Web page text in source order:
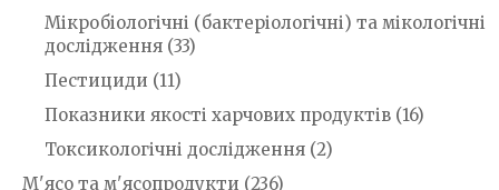
Мікробіологічні (бактеріологічні) та мікологічні
дослідження (33)
Пестициди (11)
Показники якості харчових продуктів (16)
Токсикологічні дослідження (2)
М'ясо та м'ясопродукти (236)